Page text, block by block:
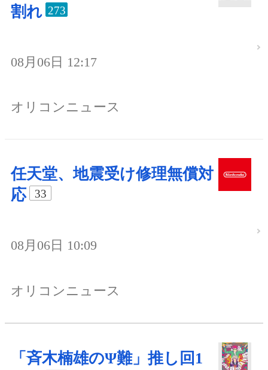
割れ 273
08月06日 12:17
オリコンニュース
任天堂、地震受け修理無償対
応
33
08月06日 10:09
オリコンニュース
「斉木楠雄のΨ難」推し回1